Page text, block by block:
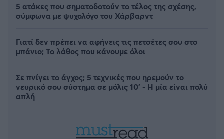
5 ατάκες που σηματοδοτούν το τέλος της σχέσης,
σύμφωνα με ψυχολόγο του Χάρβαρντ
Γιατί δεν πρέπει να αφήνεις τις πετσέτες σου στο
μπάνιο; Το λάθος που κάνουμε όλοι
Σε πνίγει το άγχος; 5 τεχνικές που ηρεμούν το
νευρικό σου σύστημα σε μόλις 10' - Η μία είναι πολύ
απλή